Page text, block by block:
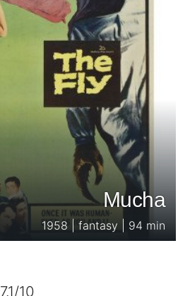
Mucha
1958 | fantasy | 94 min
7.1/10